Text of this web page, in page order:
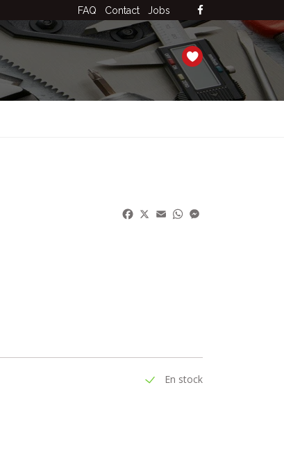
FAQ Contact Jobs
Facebook
X EmailWhatsApp
En stock